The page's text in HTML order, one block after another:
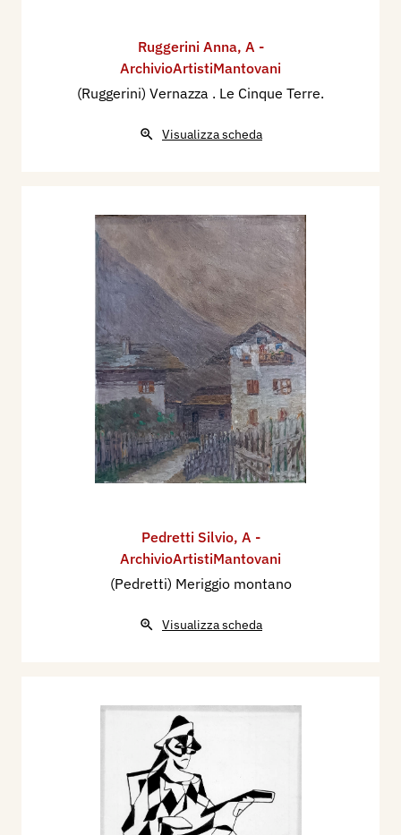
Ruggerini Anna, A -
ArchivioArtistiMantovani
(Ruggerini) Vernazza . Le Cinque Terre.
Visualizza scheda
Pedretti Silvio, A -
ArchivioArtistiMantovani
(Pedretti) Meriggio montano
Visualizza scheda